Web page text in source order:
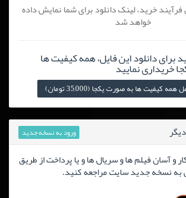
خرید، لینک دانلود برای شما نمایش داده
خواهد شد
برای دانلود این فایل، همه کیفیت ها
خریداری نمایید
کیفیت ها به صورت یکجا (35,000 تومان)
ورود به نسخه جدید
و آسان فیلم ها و سریال ها و یا پرداخت از طریق
به نسخه جدید سایت مراجعه کنید.